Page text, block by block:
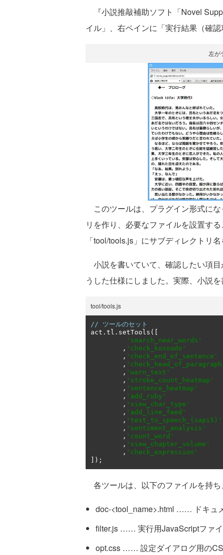
『小説推敲補助ソフト「Novel
イル」、右ペインに「実行結果（確
左が
このツールは、プラグイン形式に
リを作り、必要なファイルを設置す
「tool/tools.js」にサブディレクトリ
小説を書いていて、確認したい項
うした仕様にしました。実際、小説
tool/tools.js
// ツールのセット
act . tl . setTools ([
'search_near_words'
, 'check_kosoado'
, 'check_end_of_sentence'
,
, 'warn_text'
, 'stroke_count_heatmap'
, 'sentence_heatmap'
, 'add_ruby'
, 'view_char_type'
, 'add_line_feed'
, 'text_to_speech_(sapi5)'
, 'sentiment_analysis'
, 'count_word'
, 'view_chapter_volume'
, 'check_expression'
]);
各ツールは、以下のファイルを持ち
doc-<tool_name>.html …… ドキュ
filter.js …… 実行用JavaScriptファ
opt.css …… 設定ダイアログ用の